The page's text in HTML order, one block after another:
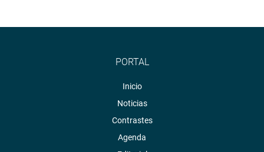
PORTAL
Inicio
Noticias
Contrastes
Agenda